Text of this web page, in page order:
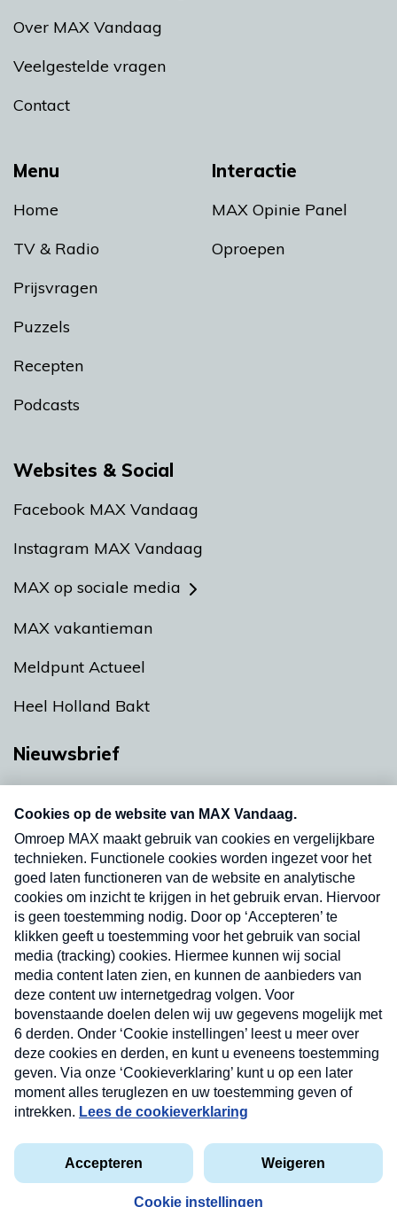
Menu
Home
TV & Radio
Prijsvragen
Puzzels
Recepten
Podcasts
Interactie
MAX Opinie Panel
Oproepen
Over MAX Vandaag
Veelgestelde vragen
Contact
Websites & Social
Facebook MAX Vandaag
Instagram MAX Vandaag
MAX op sociale media
MAX vakantieman
Meldpunt Actueel
Heel Holland Bakt
Nieuwsbrief
nieuwsbrief. Elke vrijdag- en dinsdagochtend in
uw mailbox.
Verzend
Privacyverklaring
Cookieverklaring
Kwetsbaarheid melden
Copyright © 2026 MAX Vandaag - Omroep MAX
Nieuwsbrief
Neem hier een gratis abonnement op onze
nieuwsbrief. Elke vrijdag- en dinsdagochtend in uw